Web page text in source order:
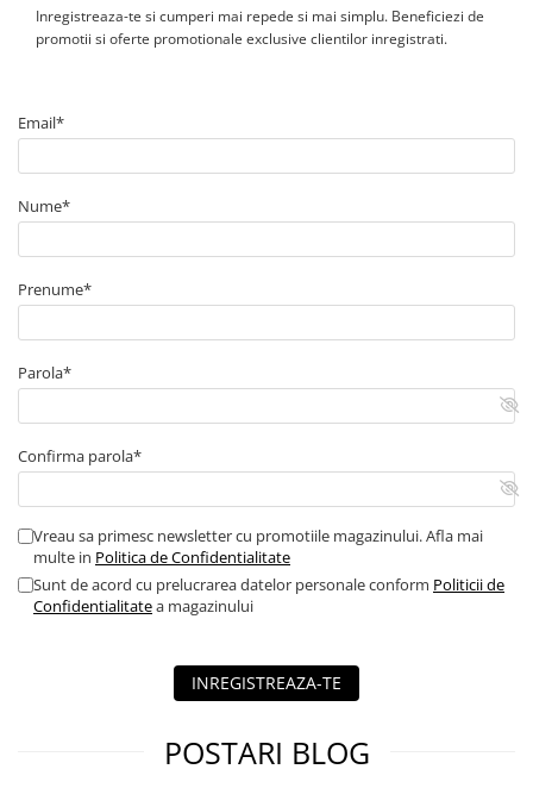
Ce setare de comunicatie este indicata in aplicatie?
Documentatia de configurare indica selectarea portului COM
Inregistreaza-te si cumperi mai repede si mai simplu. Beneficiezi de
promotii si oferte promotionale exclusive clientilor inregistrati.
Email*
Nume*
Prenume*
Parola*
Confirma parola*
Vreau sa primesc newsletter cu promotiile magazinului. Afla mai
multe in Politica de Confidentialitate
Sunt de acord cu prelucrarea datelor personale conform Politicii de
Confidentialitatea magazinului
INREGISTREAZA-TE
POSTARI BLOG